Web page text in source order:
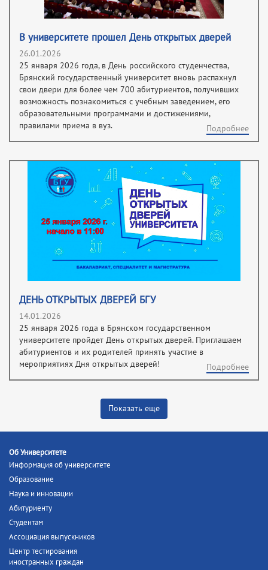
В университете прошел День открытых дверей
26.01.2026
25 января 2026 года, в День российского студенчества,
Брянский государственный университет вновь распахнул
свои двери для более чем 700 абитуриентов, получивших
возможность познакомиться с учебным заведением, его
образовательными программами и достижениями,
правилами приема в вуз.
Подробнее
ДЕНЬ ОТКРЫТЫХ ДВЕРЕЙ БГУ
14.01.2026
25 января 2026 года в Брянском государственном
университете пройдет День открытых дверей. Приглашаем
абитуриентов и их родителей принять участие в
мероприятиях Дня открытых дверей!
Подробнее
Показать еще
Об Университете
Информация об университете
Образование
Наука и инновации
Абитуриенту
Студентам
Ассоциация выпускников
Центр тестирования
иностранных граждан